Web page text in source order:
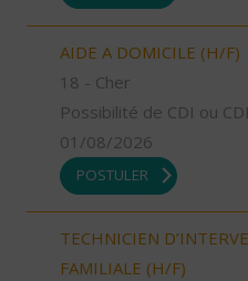
AIDE A DOMICILE (H/F)
18 - Cher
Possibilité de CDI ou
01/08/2026
POSTULER
TECHNICIEN
FAMILIALE (H/F)